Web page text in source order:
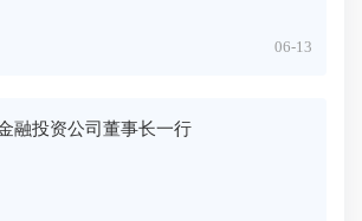
06-13
融投资公司董事长一行